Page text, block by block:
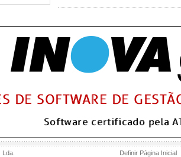
, Lda. Definir Página Inicial